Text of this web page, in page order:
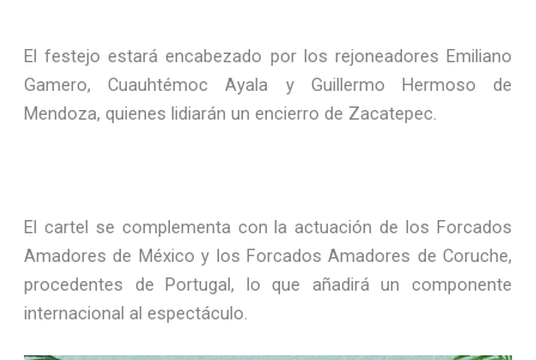
El festejo estará encabezado por los rejoneadores Emiliano
Gamero, Cuauhtémoc Ayala y Guillermo Hermoso de
Mendoza, quienes lidiarán un encierro de Zacatepec.
El cartel se complementa con la actuación de los Forcados
Amadores de México y los Forcados Amadores de Coruche,
procedentes de Portugal, lo que añadirá un componente
internacional al espectáculo.